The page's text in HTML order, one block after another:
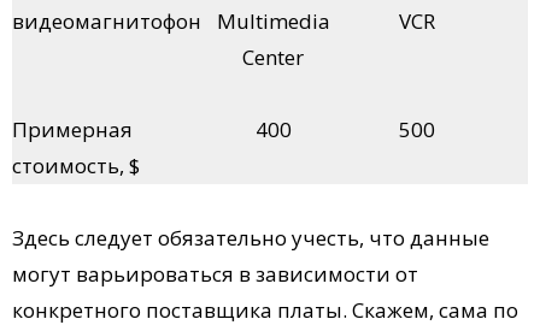
видеомагнитофон
Multimedia
Center
VCR
Примерная
стоимость, $
400 500
Здесь следует обязательно учесть, что данные
могут варьироваться в зависимости от
конкретного поставщика платы. Скажем, сама по